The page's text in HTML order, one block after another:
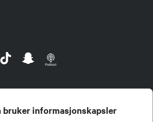
bruker informasjonskapsler